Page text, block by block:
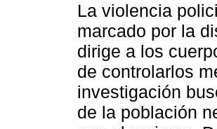
La violencia
marcado por la
dirige a los
de controlarlos
investigación
de la población